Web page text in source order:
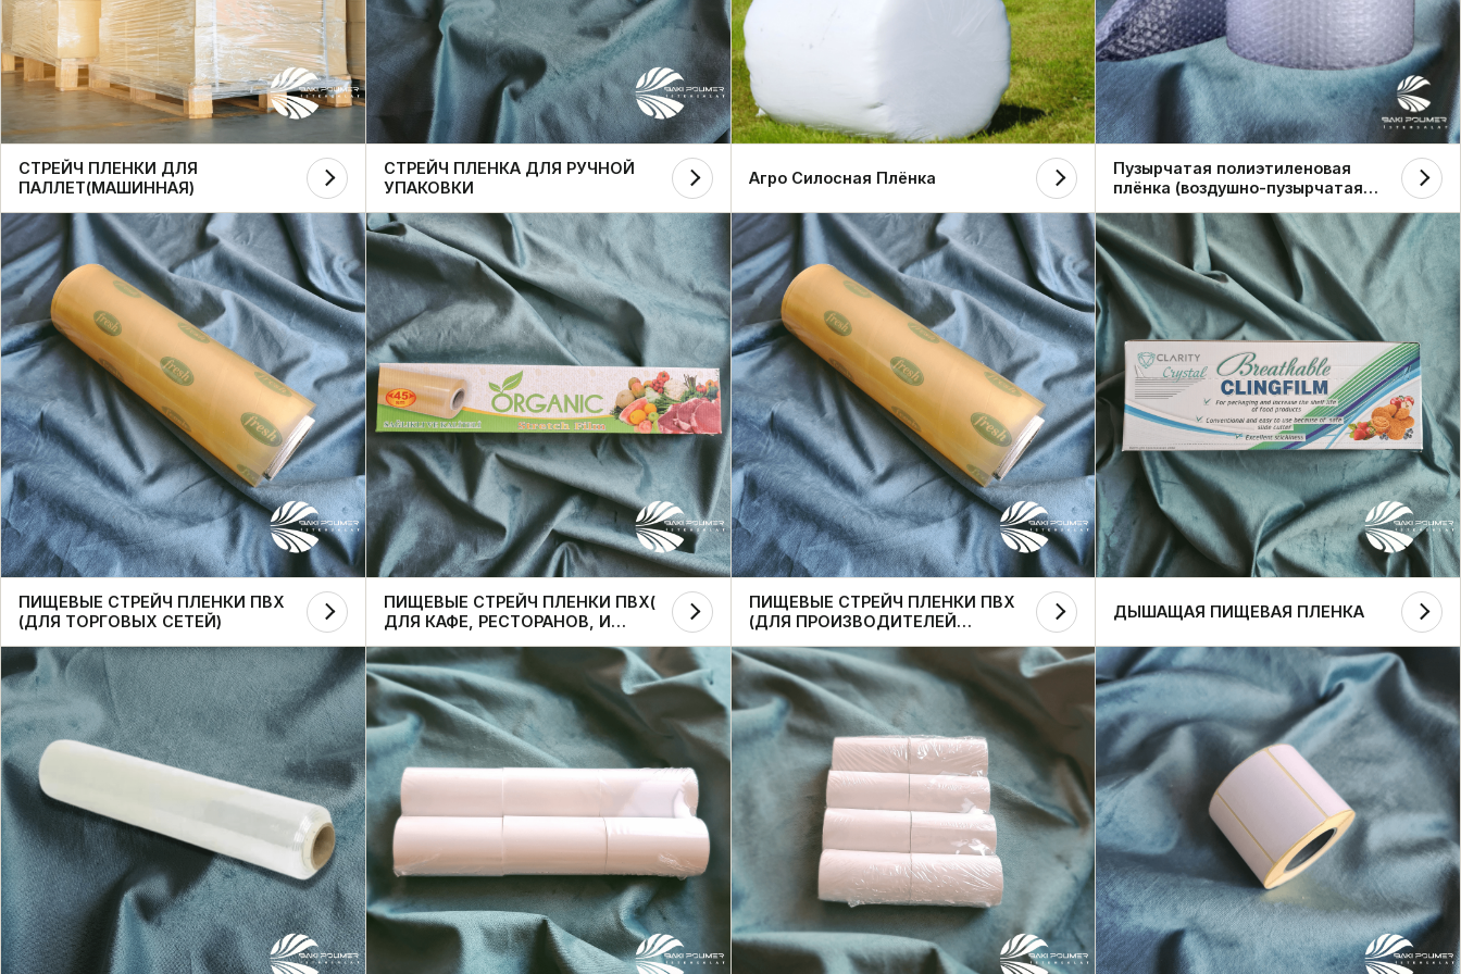
СТРЕЙЧ ПЛЕНКИ ДЛЯ
ПАЛЛЕТ(МАШИННАЯ)
СТРЕЙЧ ПЛЕНКА ДЛЯ РУЧНОЙ
УПАКОВКИ
Агро Силосная Плёнка
Пузырчатая полиэтиленовая
плёнка (воздушно-пузырчатая
ПИЩЕВЫЕ СТРЕЙЧ ПЛЕНКИ ПВХ
(ДЛЯ ТОРГОВЫХ СЕТЕЙ)
ПИЩЕВЫЕ СТРЕЙЧ ПЛЕНКИ ПВХ(
ДЛЯ КАФЕ, РЕСТОРАНОВ, И
ПИЩЕВЫЕ СТРЕЙЧ ПЛЕНКИ ПВХ
(ДЛЯ ПРОИЗВОДИТЕЛЕЙ
ДЫШАЩАЯ ПИЩЕВАЯ ПЛЕНКА